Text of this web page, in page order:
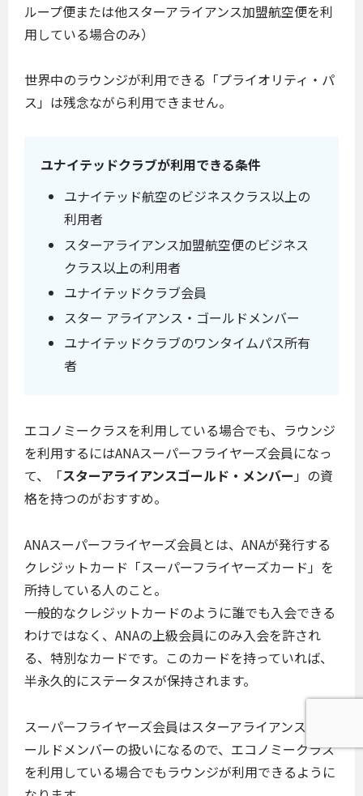
ループ便または他スターアライアンス加盟航空便を利
用している場合のみ）
世界中のラウンジが利用できる「プライオリティ・パ
ス」は残念ながら利用できません。
ユナイテッドクラブが利用できる条件
ユナイテッド航空のビジネスクラス以上の
利用者
スターアライアンス加盟航空便のビジネス
クラス以上の利用者
ユナイテッドクラブ会員
スター アライアンス・ゴールドメンバー
ユナイテッドクラブのワンタイムパス所有
者
エコノミークラスを利用している場合でも、ラウンジ
を利用するにはANAスーパーフライヤーズ会員になっ
て、「スターアライアンスゴールド・メンバー」の資
格を持つのがおすすめ。
ANAスーパーフライヤーズ会員とは、ANAが発行する
クレジットカード「スーパーフライヤーズカード」を
所持している人のこと。
一般的なクレジットカードのように誰でも入会できる
わけではなく、ANAの上級会員にのみ入会を許され
る、特別なカードです。このカードを持っていれば、
半永久的にステータスが保持されます。
スーパーフライヤーズ会員はスターアライアンス・ゴ
ールドメンバーの扱いになるので、エコノミークラス
を利用している場合でもラウンジが利用できるように